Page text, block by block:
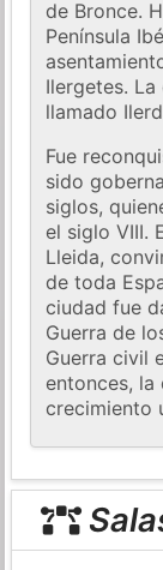
de Bronce.
Península
Ilergetes.
llamado
Fue
sido
siglos,
el siglo VIII.
Lleida,
de toda
ciudad fue
Guerra de
Guerra civil
entonces,
crecimiento